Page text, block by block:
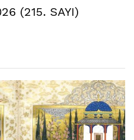
(215. SAYI)